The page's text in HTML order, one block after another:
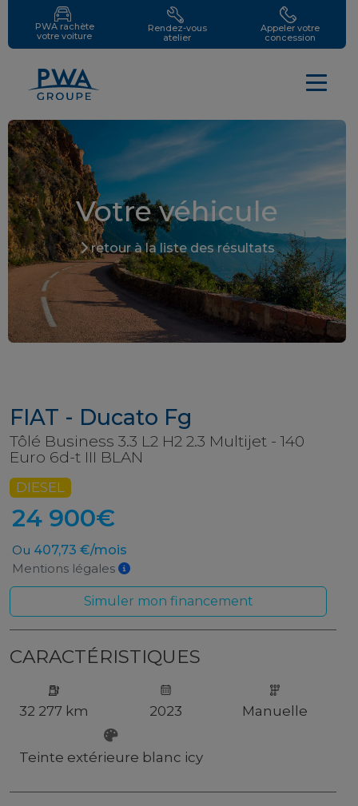
PWA rachète
votre voiture
Rendez-vous
atelier
Appeler votre
concession
Votre véhicule
retour à la liste des résultats
FIAT - Ducato Fg
Tôlé Business 3.3 L2 H2 2.3 Multijet - 140
Euro 6d-t III BLAN
DIESEL
24 900€
Ou 407,73 €/mois
Mentions légales
Simuler mon financement
CARACTÉRISTIQUES
32 277 km 2023 Manuelle
Teinte extérieure blanc icy